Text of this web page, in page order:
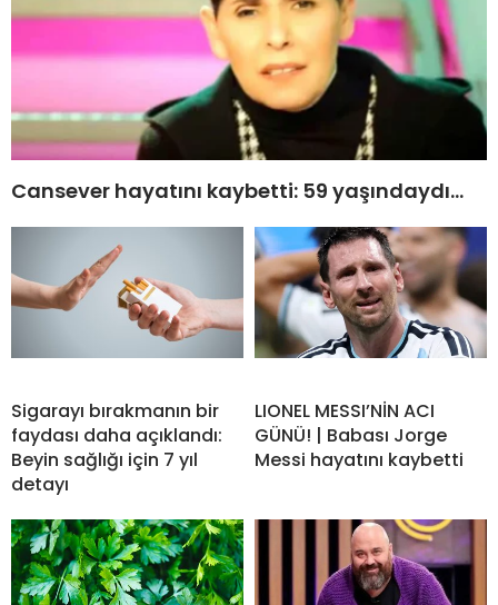
Cansever hayatını kaybetti: 59 yaşındaydı…
Sigarayı bırakmanın bir
faydası daha açıklandı:
Beyin sağlığı için 7 yıl
detayı
LIONEL MESSI’NİN ACI
GÜNÜ! | Babası Jorge
Messi hayatını kaybetti